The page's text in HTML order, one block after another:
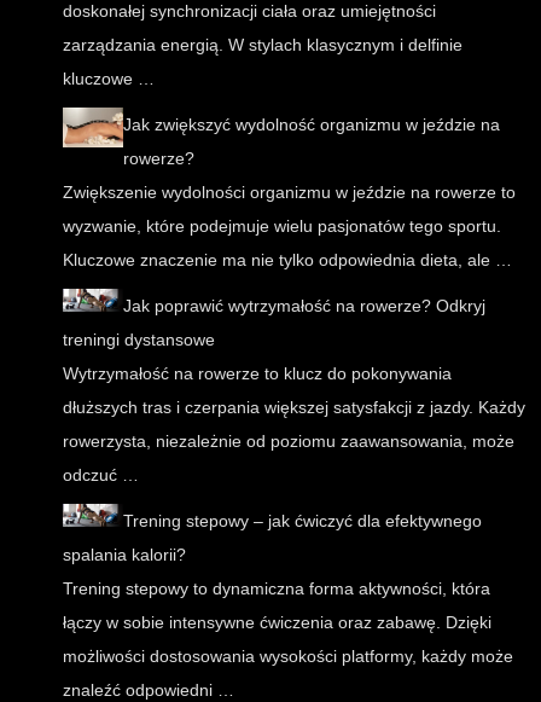
doskonałej synchronizacji ciała oraz umiejętności
zarządzania energią. W stylach klasycznym i delfinie
kluczowe …
Jak zwiększyć wydolność organizmu w jeździe na
rowerze?
Zwiększenie wydolności organizmu w jeździe na rowerze to
wyzwanie, które podejmuje wielu pasjonatów tego sportu.
Kluczowe znaczenie ma nie tylko odpowiednia dieta, ale …
Jak poprawić wytrzymałość na rowerze? Odkryj
treningi dystansowe
Wytrzymałość na rowerze to klucz do pokonywania
dłuższych tras i czerpania większej satysfakcji z jazdy. Każdy
rowerzysta, niezależnie od poziomu zaawansowania, może
odczuć …
Trening stepowy – jak ćwiczyć dla efektywnego
spalania kalorii?
Trening stepowy to dynamiczna forma aktywności, która
łączy w sobie intensywne ćwiczenia oraz zabawę. Dzięki
możliwości dostosowania wysokości platformy, każdy może
znaleźć odpowiedni …